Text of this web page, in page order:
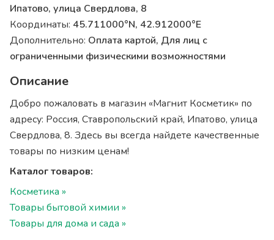
Ипатово, улица Свердлова, 8
Координаты: 45.711000°N, 42.912000°E
Дополнительно: Оплата картой, Для лиц с
ограниченными физическими возможностями
Описание
Добро пожаловать в магазин «Магнит Косметик» по
адресу: Россия, Ставропольский край, Ипатово, улица
Свердлова, 8. Здесь вы всегда найдете качественные
товары по низким ценам!
Каталог товаров:
Косметика »
Товары бытовой химии »
Товары для дома и сада »